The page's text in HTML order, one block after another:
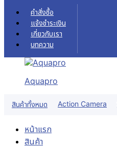
Skip to content
คำสั่งซื้อ
แจ้งชำระเงิน
เกี่ยวกับเรา
บทความ
Aquapro
สินค้าทั้งหมด Action Camera
หน้าแรก
สินค้า